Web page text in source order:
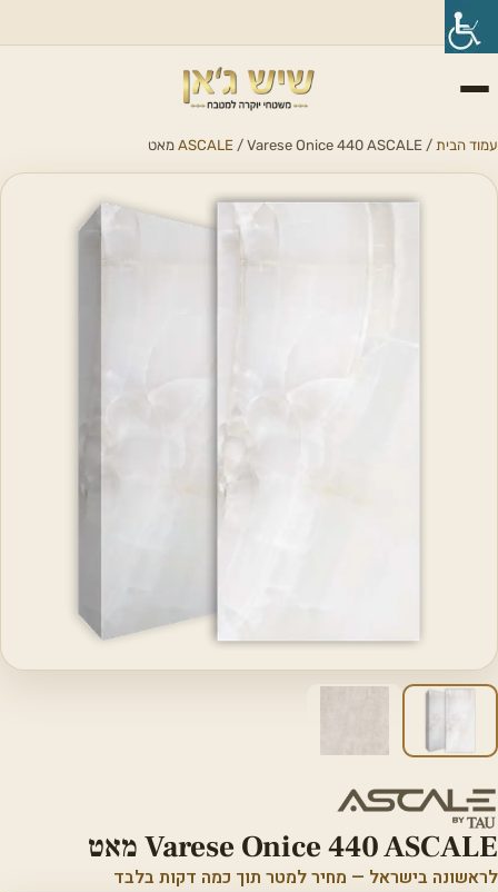
עמוד הבית /
ASCALE / Varese Onice 440 ASCALE מאט
Varese Onice 440 ASCALE מאט
לראשונה בישראל — מחיר למטר תוך כמה דקות בלבד